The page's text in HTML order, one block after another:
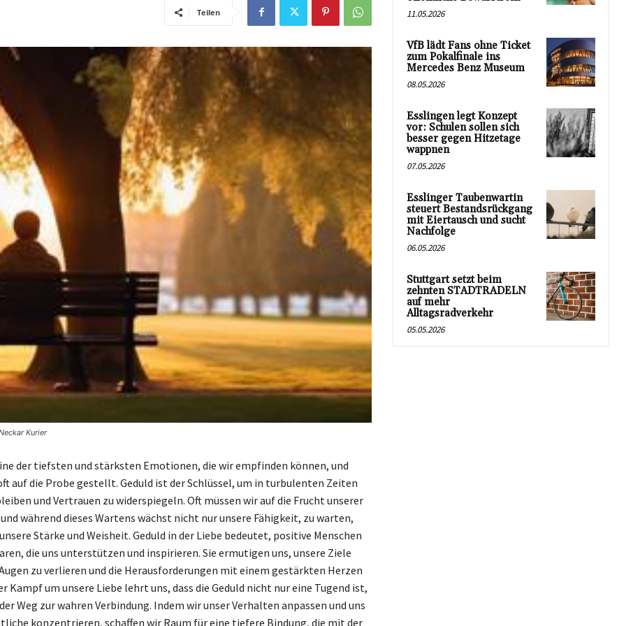
Teilen
Kurier
der tiefsten und stärksten Emotionen, die wir empfinden können, und
auf die Probe gestellt. Geduld ist der Schlüssel, um in turbulenten Zeiten
und Vertrauen zu widerspiegeln. Oft müssen wir auf die Frucht unserer
während dieses Wartens wächst nicht nur unsere Fähigkeit, zu warten,
Stärke und Weisheit. Geduld in der Liebe bedeutet, positive Menschen
die uns unterstützen und inspirieren. Sie ermutigen uns, unsere Ziele
zu verlieren und die Herausforderungen mit einem gestärkten Herzen
Kampf um unsere Liebe lehrt uns, dass die Geduld nicht nur eine Tugend ist,
Weg zur wahren Verbindung. Indem wir unser Verhalten anpassen und uns
konzentrieren, schaffen wir Raum für eine tiefere Bindung, die mit der
11.05.2026
VfB lädt Fans ohne Ticket
zum Pokalfinale ins
Mercedes Benz Museum
08.05.2026
Esslingen legt Konzept
vor: Schulen sollen sich
besser gegen Hitzetage
wappnen
07.05.2026
Esslinger Taubenwartin
steuert Bestandsrückgang
mit Eiertausch und sucht
Nachfolge
06.05.2026
Stuttgart setzt beim
zehnten STADTRADELN
auf mehr
Alltagsradverkehr
05.05.2026